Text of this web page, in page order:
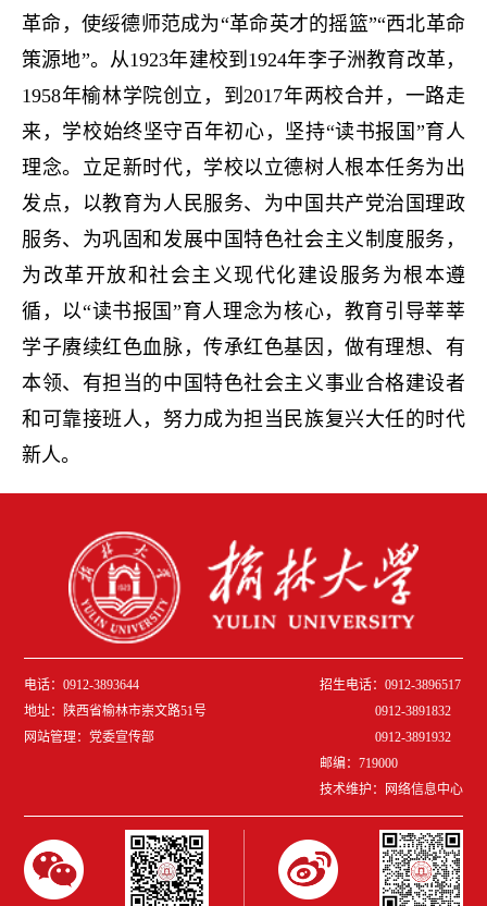
革命，使绥德师范成为“革命英才的摇篮”“西北革命
策源地”。从1923年建校到1924年李子洲教育改革，
1958年榆林学院创立，到2017年两校合并，一路走
来，学校始终坚守百年初心，坚持“读书报国”育人
理念。立足新时代，学校以立德树人根本任务为出
发点，以教育为人民服务、为中国共产党治国理政
服务、为巩固和发展中国特色社会主义制度服务，
为改革开放和社会主义现代化建设服务为根本遵
循，以“读书报国”育人理念为核心，教育引导莘莘
学子赓续红色血脉，传承红色基因，做有理想、有
本领、有担当的中国特色社会主义事业合格建设者
和可靠接班人，努力成为担当民族复兴大任的时代
新人。
电话：0912-3893644
地址：陕西省榆林市崇文路51号
网站管理：党委宣传部
招生电话：0912-3896517
0912-3891832
0912-3891932
邮编：719000
技术维护：网络信息中心